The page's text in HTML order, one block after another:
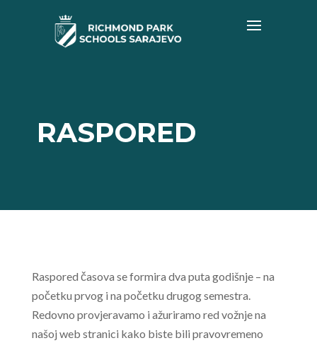
RASPORED
Raspored časova se formira dva puta godišnje – na
početku prvog i na početku drugog semestra.
Redovno provjeravamo i ažuriramo red vožnje na
našoj web stranici kako biste bili pravovremeno